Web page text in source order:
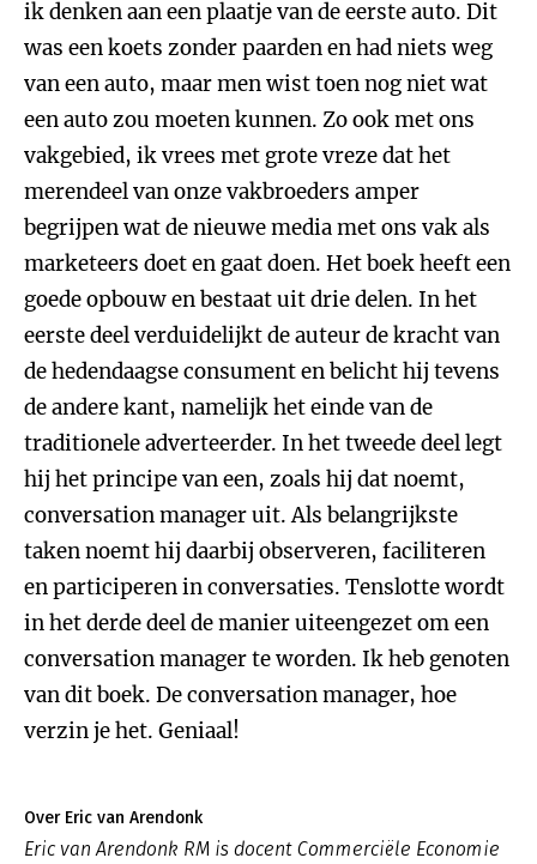
ik denken aan een plaatje van de eerste auto. Dit
was een koets zonder paarden en had niets weg
van een auto, maar men wist toen nog niet wat
een auto zou moeten kunnen. Zo ook met ons
vakgebied, ik vrees met grote vreze dat het
merendeel van onze vakbroeders amper
begrijpen wat de nieuwe media met ons vak als
marketeers doet en gaat doen. Het boek heeft een
goede opbouw en bestaat uit drie delen. In het
eerste deel verduidelijkt de auteur de kracht van
de hedendaagse consument en belicht hij tevens
de andere kant, namelijk het einde van de
traditionele adverteerder. In het tweede deel legt
hij het principe van een, zoals hij dat noemt,
conversation manager uit. Als belangrijkste
taken noemt hij daarbij observeren, faciliteren
en participeren in conversaties. Tenslotte wordt
in het derde deel de manier uiteengezet om een
conversation manager te worden. Ik heb genoten
van dit boek. De conversation manager, hoe
verzin je het. Geniaal!
Over Eric van Arendonk
Eric van Arendonk RM is docent Commerciële Economie